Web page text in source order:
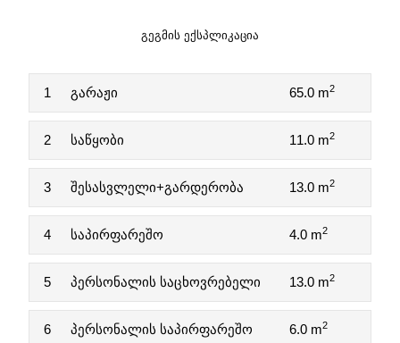
ᲒᲔᲒᲛᲘᲡ ᲔᲥᲡᲞᲚᲘᲙᲐᲪᲘᲐ
1 გარაჟი 65.0 m2
2 საწყობი 11.0 m2
3 შესასვლელი+გარდერობა 13.0 m2
4 საპირფარეშო 4.0 m2
5 პერსონალის საცხოვრებელი 13.0 m2
6 პერსონალის საპირფარეშო 6.0 m2